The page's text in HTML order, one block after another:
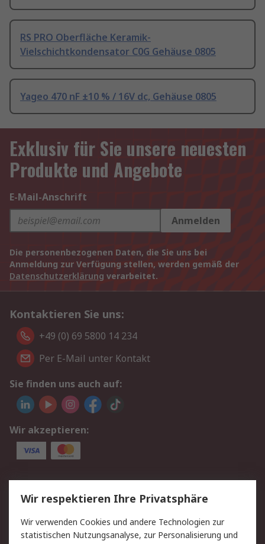
RS PRO Oberfläche Keramik-
Vielschichtkondensator C0G Gehäuse 0805
Yageo 470 nF ±10 % / 16V dc, Gehäuse 0805
Exklusiv für Sie unsere neuesten
Produkte und Angebote
E-Mail-Anschrift
Anmelden
Die personenbezogenen Daten, die Sie uns bei
Anmeldung zur Verfügung stellen, werden gemäß der
Datenschutzerklärung verarbeitet.
Kontaktieren Sie uns:
+49 (0) 69 5800 14 234
Per E-Mail unter Kontakt
Sie finden uns auch auf:
Wir akzeptieren:
Service
Value Added Services
Lieferlösungen
Rücksendungen
Kontakt
Hilfe
Privatkunden
Wir respektieren Ihre Privatsphäre
Wir verwenden Cookies und andere Technologien zur
statistischen Nutzungsanalyse, zur Personalisierung und